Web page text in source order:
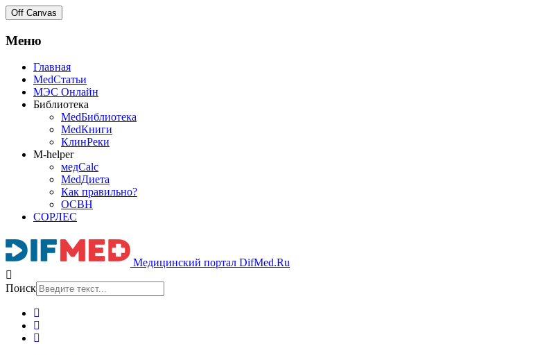
Off Canvas
Меню
Главная
MedСтатьи
МЭС Онлайн
Библиотека
MedБиблиотека
MedКниги
КлинРеки
M-helper
медCalc
MedДиета
Как правильно?
ОСВН
СОРЛЕС
Медицинский портал DifMed.Ru
Поиск